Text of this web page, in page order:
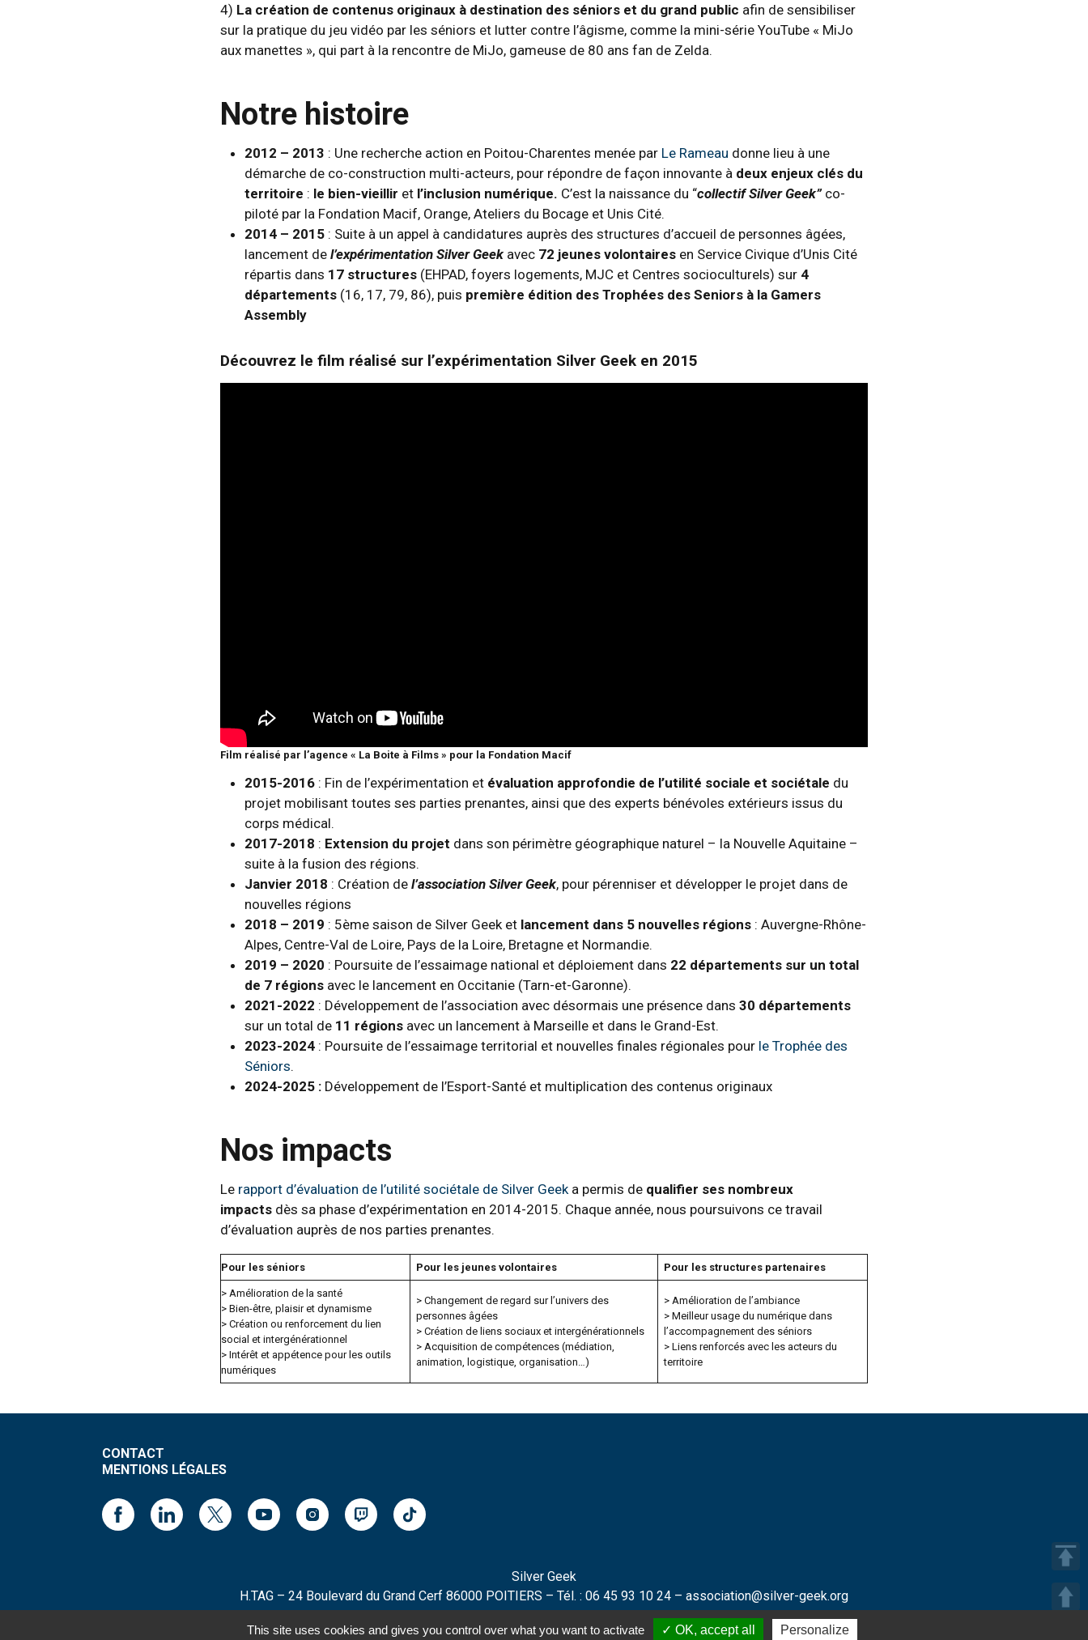
4) La création de contenus originaux à destination des séniors et du grand public afin de sensibiliser
sur la pratique du jeu vidéo par les séniors et lutter contre l’âgisme, comme la mini-série YouTube « MiJo
aux manettes », qui part à la rencontre de MiJo, gameuse de 80 ans fan de Zelda.
Notre histoire
2012 – 2013 : Une recherche action en Poitou-Charentes menée par Le Rameau donne lieu à une
démarche de co-construction multi-acteurs, pour répondre de façon innovante à deux enjeux clés du
territoire : le bien-vieillir et l’inclusion numérique. C’est la naissance du “collectif Silver Geek” co-
piloté par la Fondation Macif, Orange, Ateliers du Bocage et Unis Cité.
2014 – 2015 : Suite à un appel à candidatures auprès des structures d’accueil de personnes âgées,
lancement de l’expérimentation Silver Geek avec 72 jeunes volontaires en Service Civique d’Unis Cité
répartis dans 17 structures (EHPAD, foyers logements, MJC et Centres socioculturels) sur 4
départements (16, 17, 79, 86), puis première édition des Trophées des Seniors à la Gamers
Assembly
Découvrez le film réalisé sur l’expérimentation Silver Geek en 2015
Film réalisé par l’agence « La Boite à Films » pour la Fondation Macif
2015-2016 : Fin de l’expérimentation et évaluation approfondie de l’utilité sociale et sociétale du
projet mobilisant toutes ses parties prenantes, ainsi que des experts bénévoles extérieurs issus du
corps médical.
2017-2018 : Extension du projet dans son périmètre géographique naturel – la Nouvelle Aquitaine –
suite à la fusion des régions.
Janvier 2018 : Création de l’association Silver Geek, pour pérenniser et développer le projet dans de
nouvelles régions
2018 – 2019 : 5ème saison de Silver Geek et lancement dans 5 nouvelles régions : Auvergne-Rhône-
Alpes, Centre-Val de Loire, Pays de la Loire, Bretagne et Normandie.
2019 – 2020 : Poursuite de l’essaimage national et déploiement dans 22 départements sur un total
de 7 régions avec le lancement en Occitanie (Tarn-et-Garonne).
2021-2022 : Développement de l’association avec désormais une présence dans 30 départements
sur un total de 11 régions avec un lancement à Marseille et dans le Grand-Est.
2023-2024 : Poursuite de l’essaimage territorial et nouvelles finales régionales pour le Trophée des
Séniors.
2024-2025 : Développement de l’Esport-Santé et multiplication des contenus originaux
Nos impacts
Le rapport d’évaluation de l’utilité sociétale de Silver Geeka permis de qualifier ses nombreux
impacts dès sa phase d’expérimentation en 2014-2015. Chaque année, nous poursuivons ce travail
d’évaluation auprès de nos parties prenantes.
Pour les séniors Pour les jeunes volontaires Pour les structures partenaires
> Amélioration de la santé
> Bien-être, plaisir et dynamisme
> Création ou renforcement du lien
social et intergénérationnel
> Intérêt et appétence pour les outils
numériques
> Changement de regard sur l’univers des
personnes âgées
> Création de liens sociaux et intergénérationnels
> Acquisition de compétences (médiation,
animation, logistique, organisation…)
> Amélioration de l’ambiance
> Meilleur usage du numérique dans
l’accompagnement des séniors
> Liens renforcés avec les acteurs du
territoire
CONTACT
MENTIONS LÉGALES
Silver Geek
H.TAG – 24 Boulevard du Grand Cerf 86000 POITIERS – Tél. : 06 45 93 10 24 – association@silver-geek.org
This site uses cookies and gives you control over what you want to activate ✓ OK, accept all Personalize